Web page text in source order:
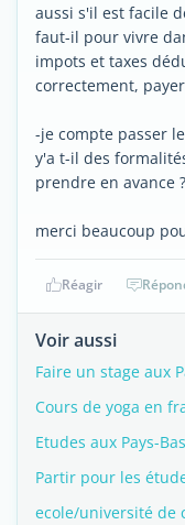
aussi s'il est facile
faut-il pour vivre
impots et taxes
correctement,
-je compte passer
y'a t-il des
prendre en avance ?
merci beaucoup
Réagir
Voir aussi
Faire un stage aux
Cours de yoga en
Etudes aux Pays-Bas
Partir pour les
ecole/université de